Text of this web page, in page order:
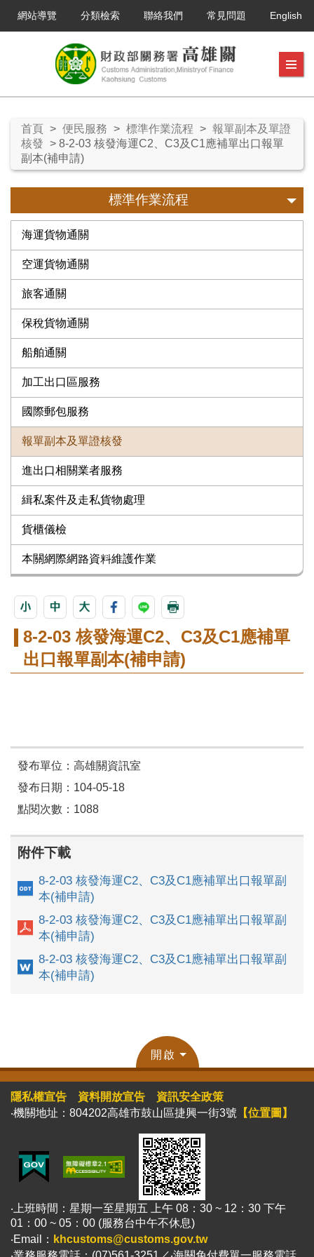
網站導覽 分類檢索 聯絡我們 常見問題 English
首頁 > 便民服務 > 標準作業流程 > 報單副本及單證
核發 > 8-2-03 核發海運C2、C3及C1應補單出口報單
副本(補申請)
標準作業流程
海運貨物通關
空運貨物通關
旅客通關
保稅貨物通關
船舶通關
加工出口區服務
國際郵包服務
報單副本及單證核發
進出口相關業者服務
緝私案件及走私貨物處理
貨櫃儀檢
本關網際網路資料維護作業
8-2-03 核發海運C2、C3及C1應補單
出口報單副本(補申請)
發布單位：高雄關資訊室
發布日期：104-05-18
點閱次數：1088
附件下載
8-2-03 核發海運C2、C3及C1應補單出口報單副
本(補申請)
8-2-03 核發海運C2、C3及C1應補單出口報單副
本(補申請)
8-2-03 核發海運C2、C3及C1應補單出口報單副
本(補申請)
開啟
隱私權宣告 資料開放宣告
資訊安全政策
‧機關地址：804202高雄市鼓山區捷興一街3號 【位置圖】
‧上班時間：星期一至星期五 上午 08：30 ~ 12：30 下午
01：00 ~ 05：00 (服務台中午不休息)
‧Email： khcustoms@customs.gov.tw